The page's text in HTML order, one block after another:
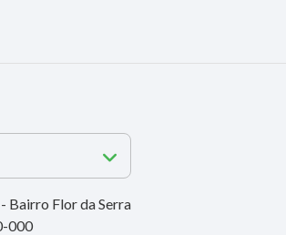
Bairro Flor da Serra
000